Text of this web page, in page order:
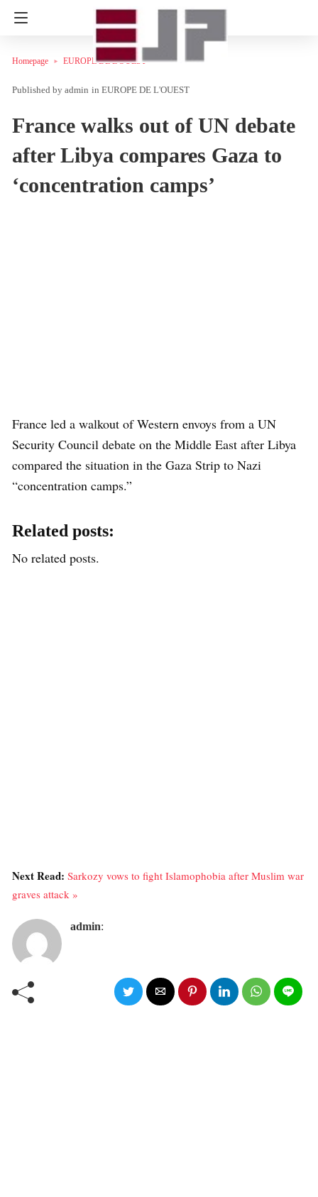
Homepage EUROPE DE L'OUEST
admin in EUROPE DE L'OUEST
France walks out of UN debate
after Libya compares Gaza to
‘concentration camps’
France led a walkout of Western envoys from a UN
Security Council debate on the Middle East after Libya
compared the situation in the Gaza Strip to Nazi
“concentration camps.”
Related posts:
No related posts.
Next Read: Sarkozy vows to fight Islamophobia after Muslim war
graves attack »
admin: